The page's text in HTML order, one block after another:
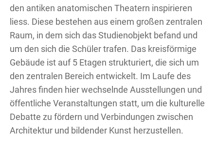
den antiken anatomischen Theatern inspirieren
liess. Diese bestehen aus einem großen zentralen
Raum, in dem sich das Studienobjekt befand und
um den sich die Schüler trafen. Das kreisförmige
Gebäude ist auf 5 Etagen strukturiert, die sich um
den zentralen Bereich entwickelt. Im Laufe des
Jahres finden hier wechselnde Ausstellungen und
öffentliche Veranstaltungen statt, um die kulturelle
Debatte zu fördern und Verbindungen zwischen
Architektur und bildender Kunst herzustellen.